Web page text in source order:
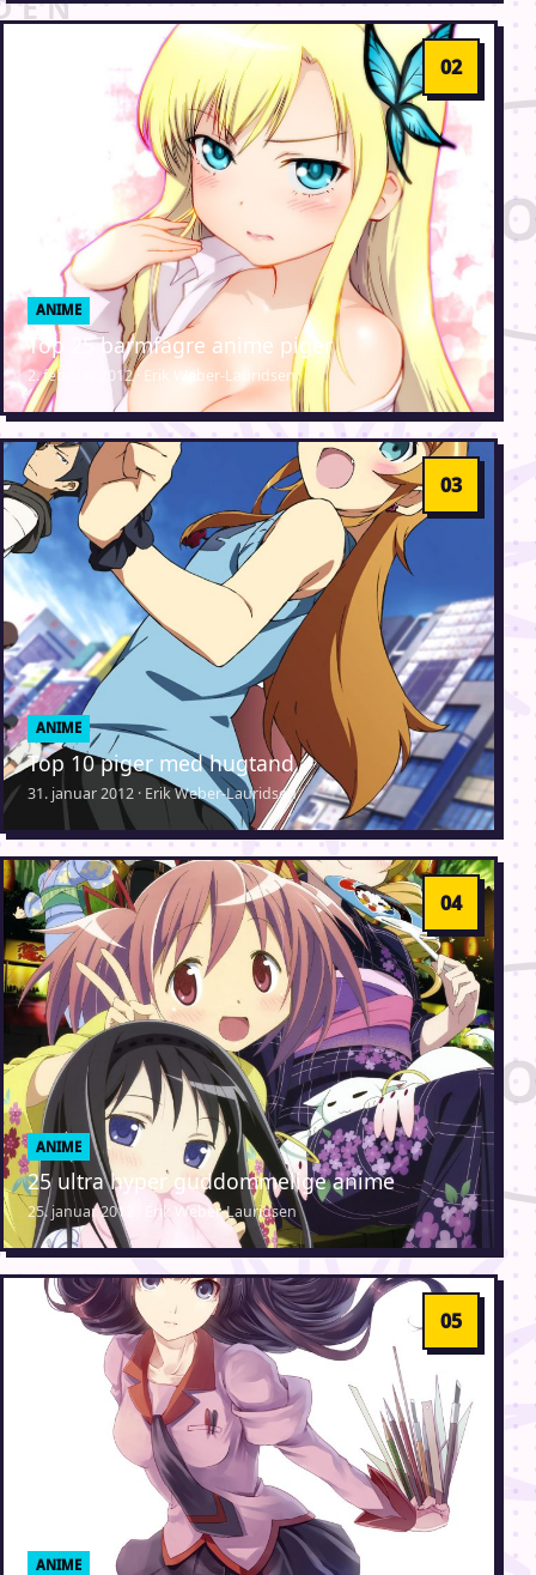
ANIME
Top 25 barmfagre anime piger
2. februar 2012 · Erik Weber-Lauridsen
ANIME
Top 10 piger med hugtand
31. januar 2012 · Erik Weber-Lauridsen
ANIME
25 ultra hyper guddommelige anime
25. januar 2012 · Erik Weber-Lauridsen
ANIME